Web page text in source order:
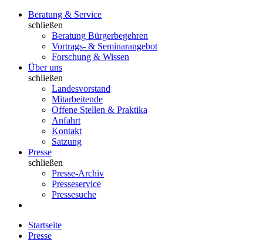
Beratung & Service
schließen
Beratung Bürgerbegehren
Vortrags- & Seminarangebot
Forschung & Wissen
Über uns
schließen
Landesvorstand
Mitarbeitende
Offene Stellen & Praktika
Anfahrt
Kontakt
Satzung
Presse
schließen
Presse-Archiv
Presseservice
Pressesuche
Startseite
Presse